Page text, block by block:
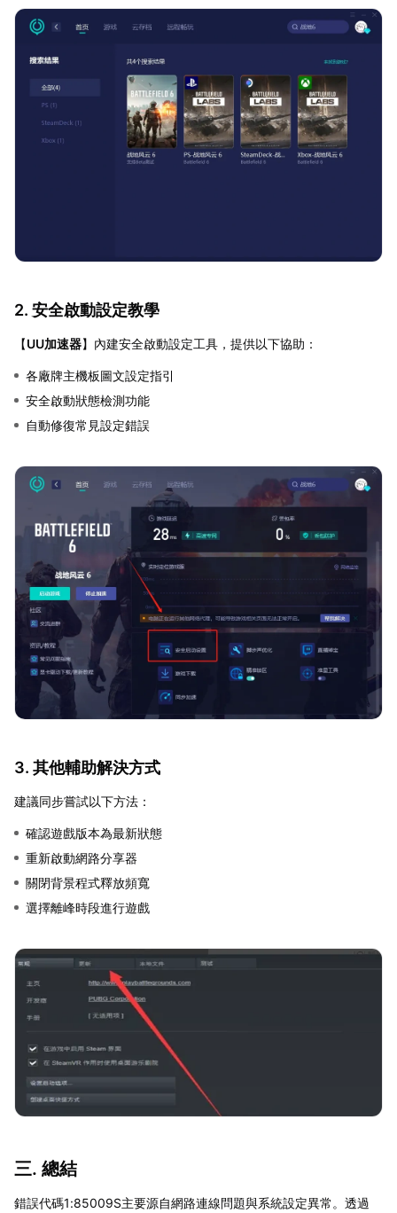
2. 安全啟動設定教學
【UU加速器】內建安全啟動設定工具，提供以下協助：
各廠牌主機板圖文設定指引
安全啟動狀態檢測功能
自動修復常見設定錯誤
3. 其他輔助解決方式
建議同步嘗試以下方法：
確認遊戲版本為最新狀態
重新啟動網路分享器
關閉背景程式釋放頻寬
選擇離峰時段進行遊戲
三. 總結
錯誤代碼1:85009S主要源自網路連線問題與系統設定異常。透過